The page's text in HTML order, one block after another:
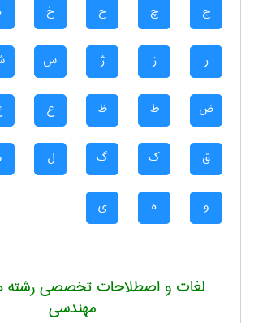
ج چ ح خ
ر ز ژ س
ض ط ظ ع
ق ک گ ل
و ه ی
لغات و اصطلاحات تخصصی رشته
مهندسی